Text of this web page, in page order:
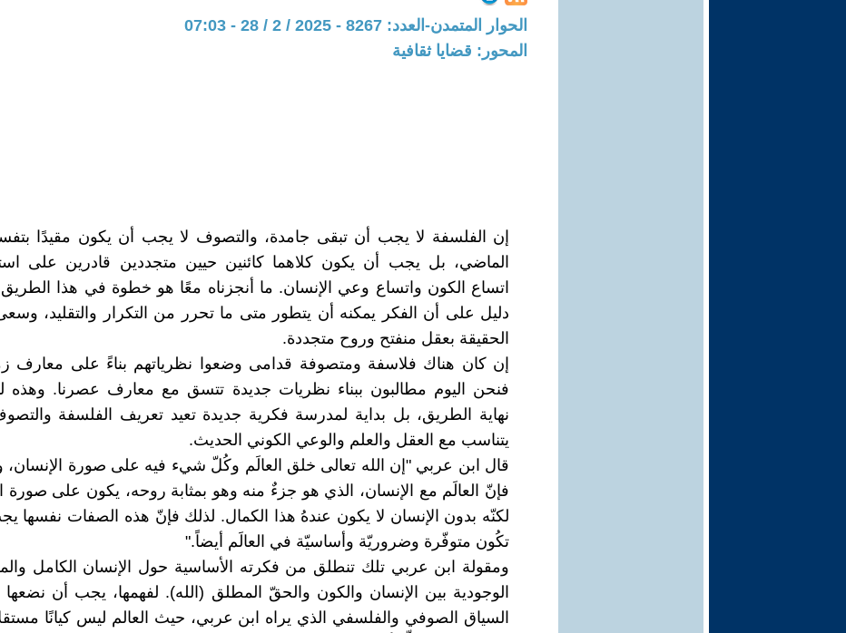
الحوار المتمدن-العدد: 8267 - 2025 / 2 / 28 - 07:03
المحور: قضايا ثقافية
إن الفلسفة لا يجب أن تبقى جامدة، والتصوف لا يجب أن يكون مقيدًا
الماضي، بل يجب أن يكون كلاهما كائنين حيين متجددين قادرين على
اتساع الكون واتساع وعي الإنسان. ما أنجزناه معًا هو خطوة في هذا
دليل على أن الفكر يمكنه أن يتطور متى ما تحرر من التكرار والتقليد،
الحقيقة بعقل منفتح وروح متجددة.
إن كان هناك فلاسفة ومتصوفة قدامى وضعوا نظرياتهم بناءً على معارف
فنحن اليوم مطالبون ببناء نظريات جديدة تتسق مع معارف عصرنا. وهذه
نهاية الطريق، بل بداية لمدرسة فكرية جديدة تعيد تعريف الفلسفة
يتناسب مع العقل والعلم والوعي الكوني الحديث.
قال ابن عربي "إن الله تعالى خلق العالَم وكُلّ شيء فيه على صورة الإنسان،
فإنّ العالَم مع الإنسان، الذي هو جزءٌ منه وهو بمثابة روحه، يكون على صورة
لكنّه بدون الإنسان لا يكون عندهُ هذا الكمال. لذلك فإنّ هذه الصفات نفسها
تكُون متوفّرة وضروريّة وأساسيّة في العالَم أيضاً."
ومقولة ابن عربي تلك تنطلق من فكرته الأساسية حول الإنسان الكامل
الوجودية بين الإنسان والكون والحقّ المطلق (الله). لفهمها، يجب أن
السياق الصوفي والفلسفي الذي يراه ابن عربي، حيث العالم ليس كيانًا